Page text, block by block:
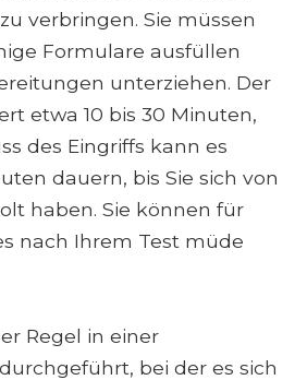
verbringen. Sie müssen
Formulare ausfüllen
unterziehen. Der
etwa 10 bis 30 Minuten,
des Eingriffs kann es
dauern, bis Sie sich von
haben. Sie können für
nach Ihrem Test müde
Regel in einer
bei der es sich